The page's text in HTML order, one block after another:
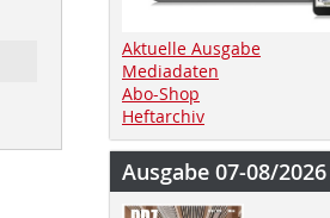
Aktuelle Ausgabe
Mediadaten
Abo-Shop
Heftarchiv
Ausgabe 07-08/2026